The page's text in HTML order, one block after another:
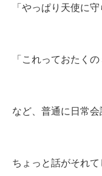
「やっぱり天使に守
「これっておたく
など、普通に日常会
ちょっと話がそれ